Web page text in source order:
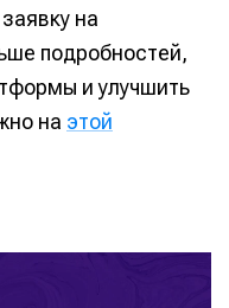
на
подробностей,
и улучшить
на этой